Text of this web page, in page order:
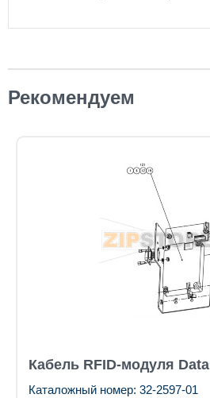
Рекомендуем
Кабель RFID-модуля
Каталожный номер: 32-2597-01